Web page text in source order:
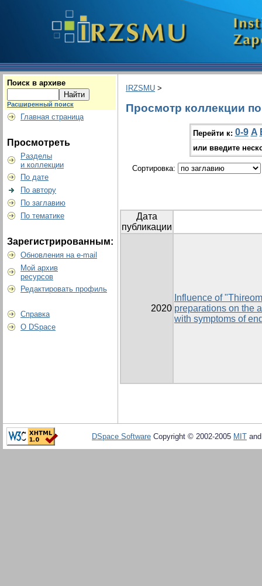
Поиск в архиве
Расширенный поиск
Главная страница
Просмотреть
Разделы
и коллекции
По дате
По автору
По заглавию
По тематике
Зарегистрированным:
Обновления на e-mail
Мой архив
ресурсов
Редактировать профиль
Справка
О DSpace
IRZSMU >
Просмотр коллекции
Перейти к: 0-9 A
или введите
Сортировка:
Дата
публикации
2020
Influence of
preparations on the
with symptoms of
DSpace Software Copyright © 2002-2005 MIT